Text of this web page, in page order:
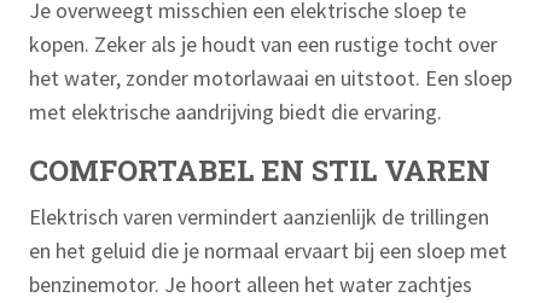
Je overweegt misschien een elektrische sloep te
kopen. Zeker als je houdt van een rustige tocht over
het water, zonder motorlawaai en uitstoot. Een sloep
met elektrische aandrijving biedt die ervaring.
COMFORTABEL EN STIL VAREN
Elektrisch varen vermindert aanzienlijk de trillingen
en het geluid die je normaal ervaart bij een sloep met
benzinemotor. Je hoort alleen het water zachtjes